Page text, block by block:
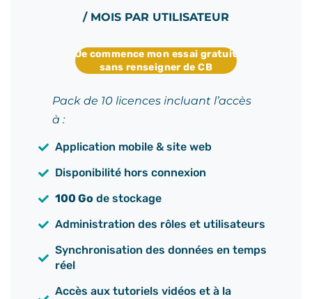
/ MOIS PAR UTILISATEUR
Je commence mon essai gratuit
sans renseigner de CB
Pack de 10 licences incluant l’accès
à :
Application mobile & site web
Disponibilité hors connexion
100 Gode stockage
Administration des rôles et utilisateurs
Synchronisation des données en temps
réel
Accès aux tutoriels vidéos et à la